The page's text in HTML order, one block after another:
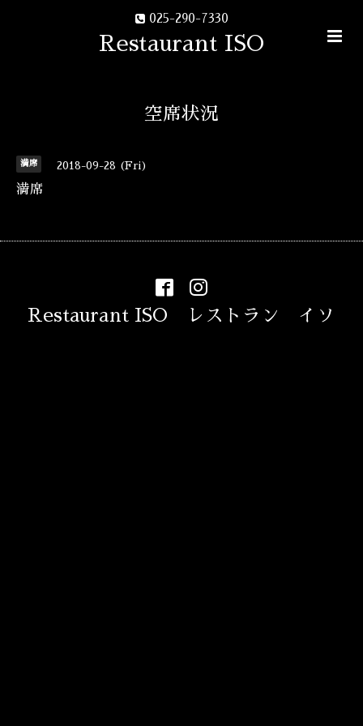
025-290-7330
Restaurant ISO
空席状況
満席 2018-09-28 (Fri)
満席
Restaurant ISO レストラン イソ